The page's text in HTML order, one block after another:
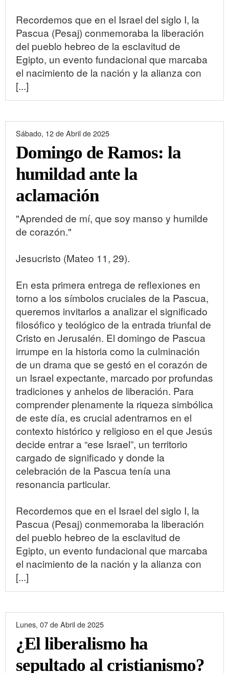
Recordemos que en el Israel del siglo I, la
Pascua (Pesaj) conmemoraba la liberación
del pueblo hebreo de la esclavitud de
Egipto, un evento fundacional que marcaba
el nacimiento de la nación y la alianza con
[...]
Sábado, 12 de Abril de 2025
Domingo de Ramos: la
humildad ante la
aclamación
"Aprended de mí, que soy manso y humilde
de corazón."
Jesucristo (Mateo 11, 29).
En esta primera entrega de reflexiones en
torno a los símbolos cruciales de la Pascua,
queremos invitarlos a analizar el significado
filosófico y teológico de la entrada triunfal de
Cristo en Jerusalén. El domingo de Pascua
irrumpe en la historia como la culminación
de un drama que se gestó en el corazón de
un Israel expectante, marcado por profundas
tradiciones y anhelos de liberación. Para
comprender plenamente la riqueza simbólica
de este día, es crucial adentrarnos en el
contexto histórico y religioso en el que Jesús
decide entrar a “ese Israel”, un territorio
cargado de significado y donde la
celebración de la Pascua tenía una
resonancia particular.
Recordemos que en el Israel del siglo I, la
Pascua (Pesaj) conmemoraba la liberación
del pueblo hebreo de la esclavitud de
Egipto, un evento fundacional que marcaba
el nacimiento de la nación y la alianza con
[...]
Lunes, 07 de Abril de 2025
¿El liberalismo ha
sepultado al cristianismo?